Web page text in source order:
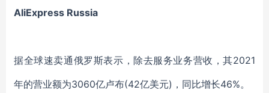
AliExpress Russia
据全球速卖通俄罗斯表示， 除去服务业务营收，其2021
年的营业额为3060亿卢布(42亿美元)，同比增长46%。